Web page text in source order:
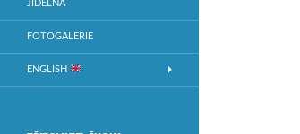
JÍDELNA
FOTOGALERIE
ENGLISH